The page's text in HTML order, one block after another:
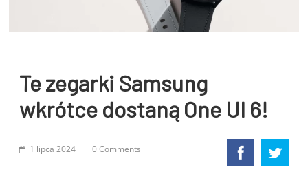
Te zegarki Samsung
wkrótce dostaną One UI 6!
1 lipca 2024 0 Comments